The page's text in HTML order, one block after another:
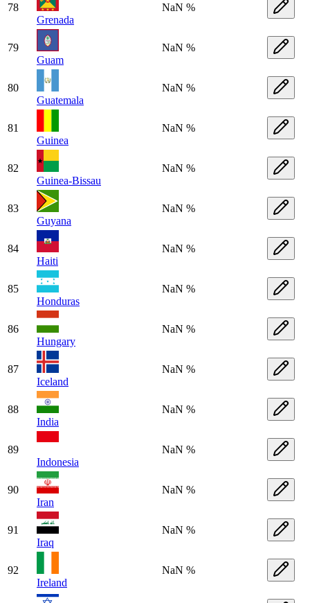
78
Grenada
NaN %
79
Guam
NaN %
80
Guatemala
NaN %
81
Guinea
NaN %
82
Guinea-Bissau
NaN %
83
Guyana
NaN %
84
Haiti
NaN %
85
Honduras
NaN %
86
Hungary
NaN %
87
Iceland
NaN %
88
India
NaN %
89
Indonesia
NaN %
90
Iran
NaN %
91
Iraq
NaN %
92
Ireland
NaN %